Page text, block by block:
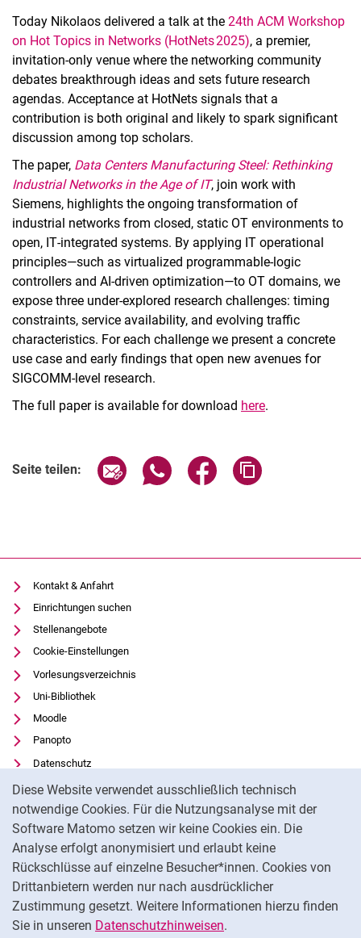
Diese Website verwendet ausschließlich technisch
notwendige Cookies. Für die Nutzungsanalyse mit der
Software Matomo setzen wir keine Cookies ein. Die
Analyse erfolgt anonymisiert und erlaubt keine
Rückschlüsse auf einzelne Besucher*innen. Cookies von
Drittanbietern werden nur nach ausdrücklicher
Zustimmung gesetzt. Weitere Informationen hierzu finden
Sie in unseren Datenschutzhinweisen.
Today Nikolaos delivered a talk at the 24th ACM Workshop
on Hot Topics in Networks (HotNets 2025), a premier,
invitation‑only venue where the networking community
debates breakthrough ideas and sets future research
agendas. Acceptance at HotNets signals that a
contribution is both original and likely to spark significant
discussion among top scholars.
The paper, Data Centers Manufacturing Steel: Rethinking
Industrial Networks in the Age of IT, join work with
Siemens, highlights the ongoing transformation of
industrial networks from closed, static OT environments to
open, IT‑integrated systems. By applying IT operational
principles—such as virtualized programmable‑logic
controllers and AI‑driven optimization—to OT domains, we
expose three under‑explored research challenges: timing
constraints, service availability, and evolving traffic
characteristics. For each challenge we present a concrete
use case and early findings that open new avenues for
SIGCOMM‑level research.
The full paper is available for download here.
Seite teilen: Seite über E-Mail teilen
Seite über WhatsApp teilen
Seite über Facebook
Kontakt & Anfahrt
Einrichtungen suchen
Stellenangebote
Cookie-Einstellungen
Vorlesungsverzeichnis
Uni-Bibliothek
Moodle
Panopto
Datenschutz
Barrierefreiheit
Transparenter KI-Einsatz
Impressum
Externer Link: Universität Kassel auf
Facebook
(öffnet neues Fenster)
Externer Link: Universität Kassel auf
Youtube(öffnet neues Fenster)
Externer Link: Universität Kassel auf
Instagram (öffnet neues Fenster)